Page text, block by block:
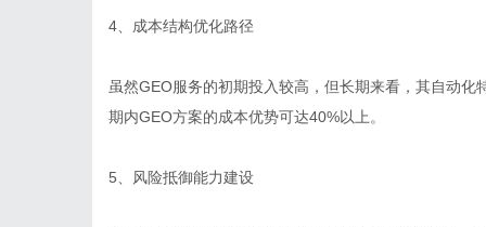
4、成本结构优化路径
虽然GEO服务的初期投入较高，但长期来看，其自动
期内GEO方案的成本优势可达40%以上。
5、风险抵御能力建设